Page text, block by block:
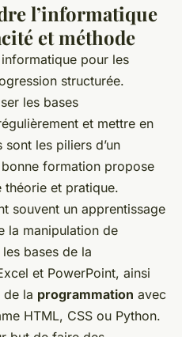
l’informatique
et méthode
pour les
structurée.
les bases
et mettre en
les piliers d’un
formation propose
théorie et pratique.
souvent un apprentissage
la manipulation de
les bases de la
et PowerPoint, ainsi
de la programmation avec
HTML, CSS ou Python.